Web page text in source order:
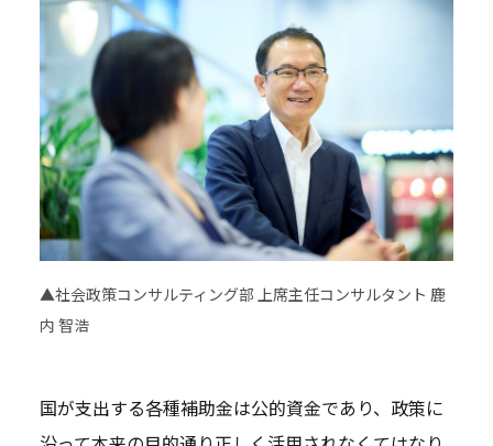
▲社会政策コンサルティング部 上席主任コンサルタント 鹿
内 智浩
国が支出する各種補助金は公的資金であり、政策に